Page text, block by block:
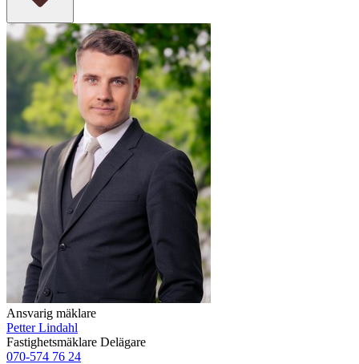
Ansvarig mäklare
Petter Lindahl
Fastighetsmäklare Delägare
070-574 76 24